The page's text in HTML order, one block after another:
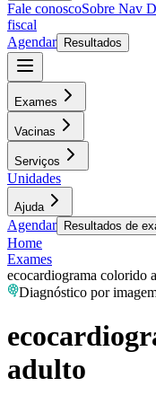
Fale conoscoSobre Nav
fiscal
Agendar
Resultados
Exames
Vacinas
Serviços
Unidades
Ajuda
Agendar Resultados de
Home
Exames
ecocardiograma colorido
Diagnóstico por
adulto